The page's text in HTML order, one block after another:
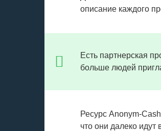
описание каждого
Есть партнерская
больше людей
Ресурс Anonym-
что они далеко идут